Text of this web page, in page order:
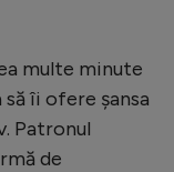
multe minute
îi ofere șansa
Patronul
de